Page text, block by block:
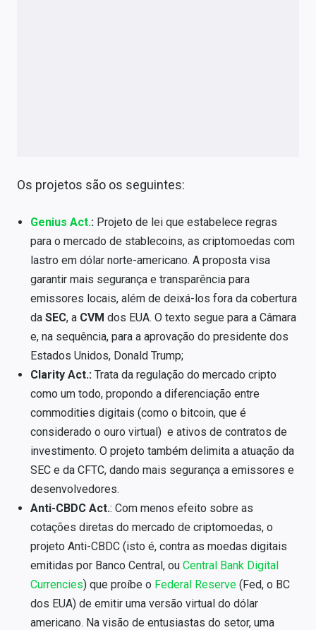
Sobre
Expediente
Contato
Os projetos são os seguintes:
Genius Act.: Projeto de lei que estabelece regras
para o mercado de stablecoins, as criptomoedas com
lastro em dólar norte-americano. A proposta visa
garantir mais segurança e transparência para
emissores locais, além de deixá-los fora da cobertura
daSEC, a CVMdos EUA. O texto segue para a Câmara
e, na sequência, para a aprovação do presidente dos
Estados Unidos, Donald Trump;
Clarity Act.: Trata da regulação do mercado cripto
como um todo, propondo a diferenciação entre
commodities digitais (como o bitcoin, que é
considerado o ouro virtual) e ativos de contratos de
investimento. O projeto também delimita a atuação da
SEC e da CFTC, dando mais segurança a emissores e
desenvolvedores.
Anti-CBDC Act.: Com menos efeito sobre as
cotações diretas do mercado de criptomoedas, o
projeto Anti-CBDC (isto é, contra as moedas digitais
emitidas por Banco Central, ouCentral Bank Digital
Currencies) que proíbe o Federal Reserve(Fed, o BC
dos EUA) de emitir uma versão virtual do dólar
americano. Na visão de entusiastas do setor, uma